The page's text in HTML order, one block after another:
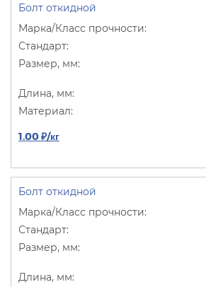
Болт откидной
1.00 ₽/кг
Болт откидной